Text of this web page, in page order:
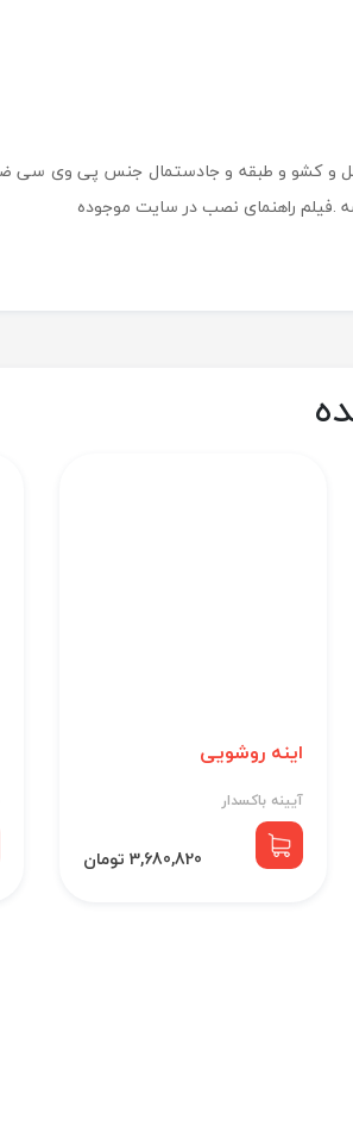
راهنمای نصب در سایت موجوده
اینه روشویی
آیینه باکسدار
3,680,820 تومان